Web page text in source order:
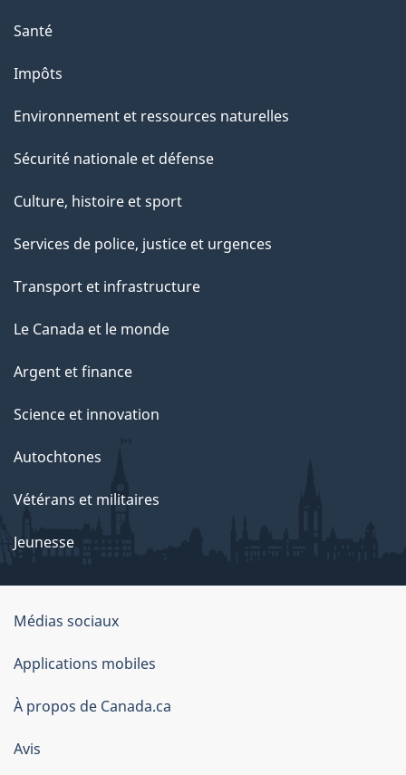
s
u
c
e
t
e
a
g
Santé
Impôts
Environnement et ressources naturelles
Sécurité nationale et défense
Culture, histoire et sport
Services de police, justice et urgences
Transport et infrastructure
Le Canada et le monde
Argent et finance
Science et innovation
Autochtones
Vétérans et militaires
Jeunesse
À
propos
de
ce
Médias sociaux
Applications mobiles
À propos de Canada.ca
Avis